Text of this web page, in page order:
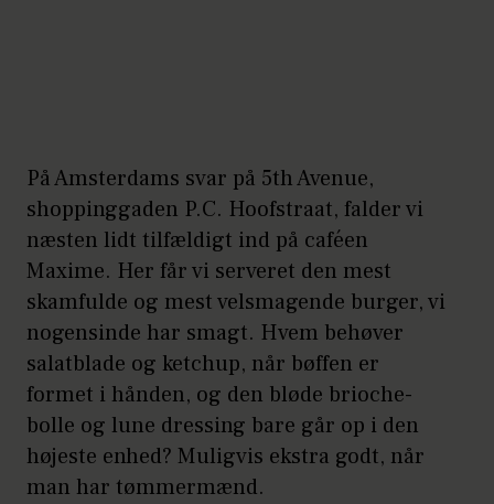
På Amsterdams svar på 5th Avenue,
shoppinggaden P.C. Hoofstraat, falder vi
næsten lidt tilfældigt ind på caféen
Maxime. Her får vi serveret den mest
skamfulde og mest velsmagende burger, vi
nogensinde har smagt. Hvem behøver
salatblade og ketchup, når bøffen er
formet i hånden, og den bløde brioche-
bolle og lune dressing bare går op i den
højeste enhed? Muligvis ekstra godt, når
man har tømmermænd.